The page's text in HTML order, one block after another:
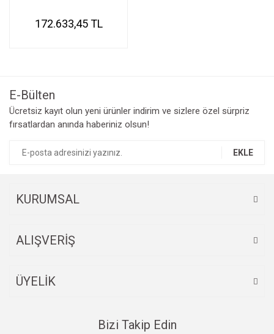
172.633,45 TL
E-Bülten
Ücretsiz kayıt olun yeni ürünler indirim ve sizlere özel sürpriz
fırsatlardan anında haberiniz olsun!
EKLE
KURUMSAL
ALIŞVERİŞ
ÜYELİK
Bizi Takip Edin